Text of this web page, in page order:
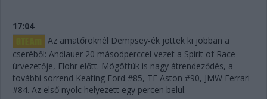
17:04
Az amatőröknél Dempsey-ék jöttek ki jobban a
cseréből: Andlauer 20 másodperccel vezet a Spirit of Race
úrvezetője, Flohr előtt. Mögöttük is nagy átrendeződés, a
további sorrend Keating Ford #85, TF Aston #90, JMW Ferrari
#84. Az első nyolc helyezett egy percen belül.